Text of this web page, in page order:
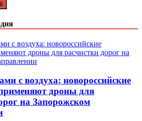
с воздуха: новороссийские
дроны для
на Запорожском